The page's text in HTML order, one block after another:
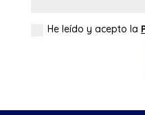
He leído y acepto la